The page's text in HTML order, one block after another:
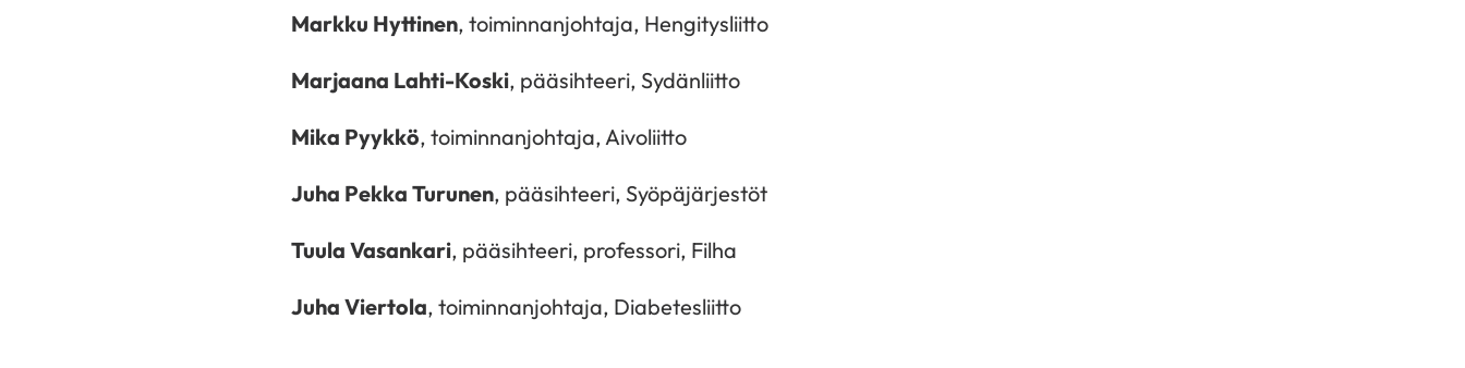
Markku Hyttinen, toiminnanjohtaja, Hengitysliitto
Marjaana Lahti-Koski, pääsihteeri, Sydänliitto
Mika Pyykkö, toiminnanjohtaja, Aivoliitto
Juha Pekka Turunen, pääsihteeri, Syöpäjärjestöt
Tuula Vasankari, pääsihteeri, professori, Filha
Juha Viertola, toiminnanjohtaja, Diabetesliitto